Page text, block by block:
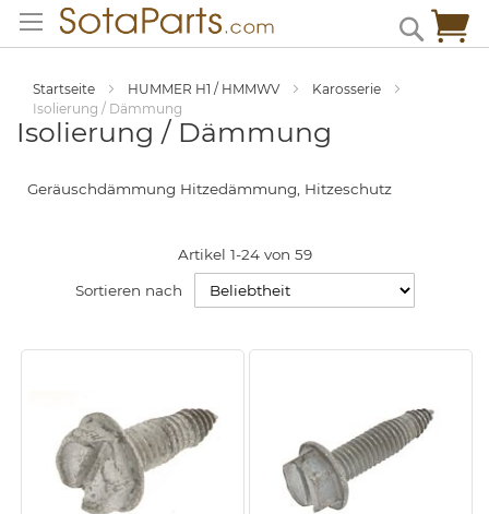
Inhalt
springen
Search
Startseite HUMMER H1 / HMMWV
Karosserie
Isolierung / Dämmung
Isolierung / Dämmung
Geräuschdämmung Hitzedämmung, Hitzeschutz
Artikel 1-24von 59
Sortieren nach